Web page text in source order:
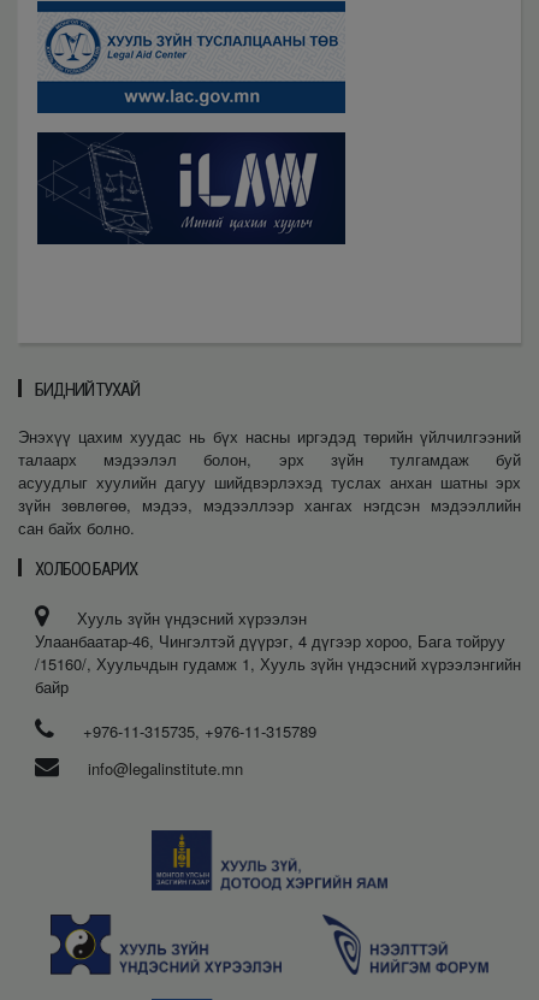
БИДНИЙ ТУХАЙ
Энэхүү цахим хуудас нь бүх насны иргэдэд төрийн үйлчилгээний
талаарх мэдээлэл болон, эрх зүйн тулгамдаж буй
асуудлыг хуулийн дагуу шийдвэрлэхэд туслах анхан шатны эрх
зүйн зөвлөгөө, мэдээ, мэдээллээр хангах нэгдсэн мэдээллийн
сан байх болно.
ХОЛБОО БАРИХ
Хууль зүйн үндэсний хүрээлэн
Улаанбаатар-46, Чингэлтэй дүүрэг, 4 дүгээр хороо, Бага тойруу
/15160/, Хуульчдын гудамж 1, Хууль зүйн үндэсний хүрээлэнгийн
байр
+976-11-315735, +976-11-315789
info@legalinstitute.mn